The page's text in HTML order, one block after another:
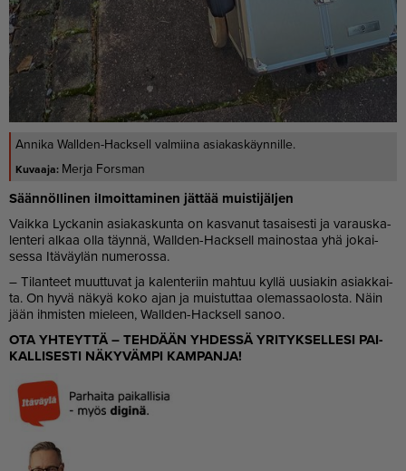
Annika Wallden-Hacksell valmiina asiakaskäynnille.
Merja Forsman
Sään­nöl­li­nen il­moit­ta­mi­nen jät­tää muis­ti­jäl­jen
Vaik­ka Lyc­ka­nin asi­a­kas­kun­ta on kas­va­nut ta­sai­ses­ti ja va­raus­ka­
len­te­ri al­kaa ol­la täyn­nä, Wal­l­den-Hack­sell mai­nos­taa yhä jo­kai­
ses­sa Itä­väy­län nu­me­ros­sa.
– Ti­lan­teet muut­tu­vat ja ka­len­te­riin mah­tuu kyl­lä uu­si­a­kin asi­ak­kai­
ta. On hyvä nä­kyä koko ajan ja muis­tut­taa ole­mas­sa­o­los­ta. Näin
jään ih­mis­ten mie­leen, Wal­l­den-Hack­sell sa­noo.
OTA YH­TEYT­TÄ – TEH­DÄÄN YH­DES­SÄ YRI­TYK­SEL­LE­SI PAI­
KAL­LI­SES­TI NÄ­KY­VÄM­PI KAM­PAN­JA!